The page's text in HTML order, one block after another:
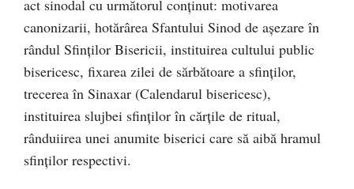
act sinodal cu următorul conținut: motivarea
canonizarii, hotărârea Sfantului Sinod de așezare în
rândul Sfinților Bisericii, instituirea cultului public
bisericesc, fixarea zilei de sărbătoare a sfinților,
trecerea în Sinaxar (Calendarul bisericesc),
instituirea slujbei sfinților în cărțile de ritual,
rânduiirea unei anumite biserici care să aibă hramul
sfinților respectivi.